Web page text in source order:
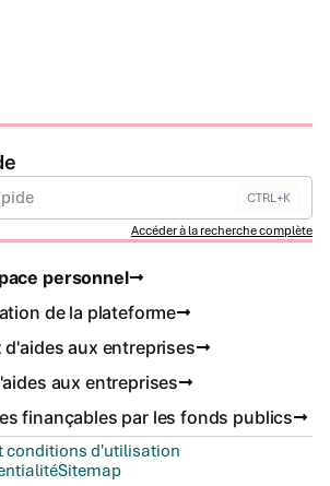
CTRL+K
Accéder à la recherche complète
personnel
de la plateforme
d'aides aux entreprises
aux entreprises
finançables par les fonds publics
conditions d'utilisation
Sitemap